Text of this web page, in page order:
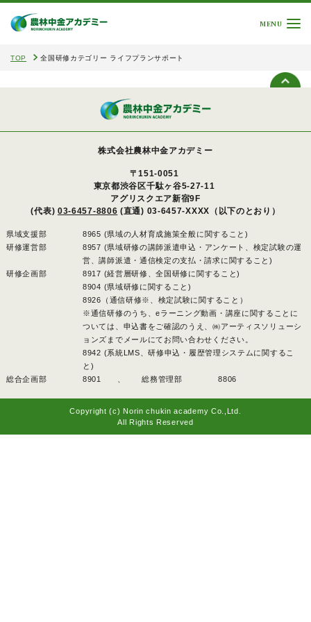
MENU
TOP 全国研修カテゴリー ライフプランサポート
株式会社農林中金アカデミー
〒151-0051
東京都渋谷区千駄ヶ谷5-27-11
アグリスクエア新宿9F
(代表) 03-6457-8806 (直通) 03-6457-XXXX（以下のとおり）
県域支援部
8965 (県域の人材育成施策全般に関すること)
研修運営部
8957 (県域研修の講師派遣申込・アンケート、検定試験の運
営、講師派遣・通信検定の支払・請求に関すること)
研修企画部
8917 (経営層研修、全国研修に関すること)
8904 (県域研修に関すること)
8926（通信研修※、検定試験に関すること）
※通信研修のうち、eラーニング動画・講座に関することに
ついては、申込書をご確認のうえ、㈱アーティスソリューシ
ョンズまでメールにてお問い合わせください。
8942 (系統LMS、研修申込・履歴管理システムに関するこ
と)
総合企画部
8901 、総務管理部 8806
Copyright (c) Norin chukin academy Co.,Ltd.
All Rights Reserved